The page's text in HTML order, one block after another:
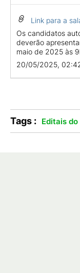
Link para a
Os candidatos
deverão
maio de 2025 às
20/05/2025,
Tags : Editais do